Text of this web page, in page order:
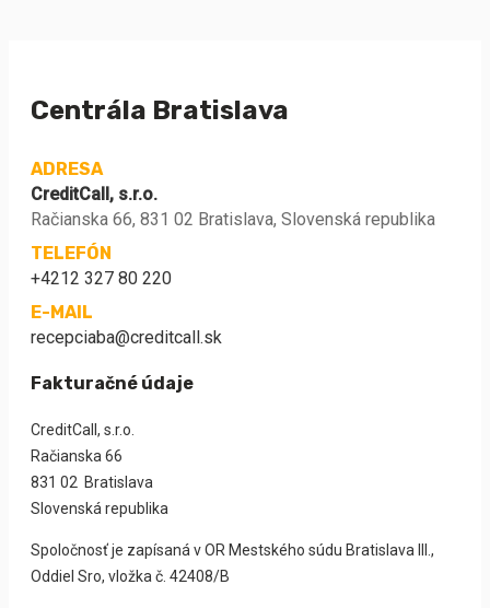
Centrála Bratislava
ADRESA
CreditCall, s.r.o.
Račianska 66, 831 02 Bratislava, Slovenská republika
TELEFÓN
+4212 327 80 220
E-MAIL
recepciaba@creditcall.sk
Fakturačné údaje
CreditCall, s.r.o.
Račianska 66
831 02 Bratislava
Slovenská republika
Spoločnosť je zapísaná v OR Mestského súdu Bratislava III.,
Oddiel Sro, vložka č. 42408/B